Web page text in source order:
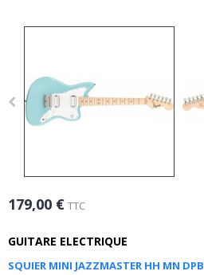
179,00 € TTC
GUITARE ELECTRIQUE
SQUIER MINI JAZZMASTER HH MN DPB